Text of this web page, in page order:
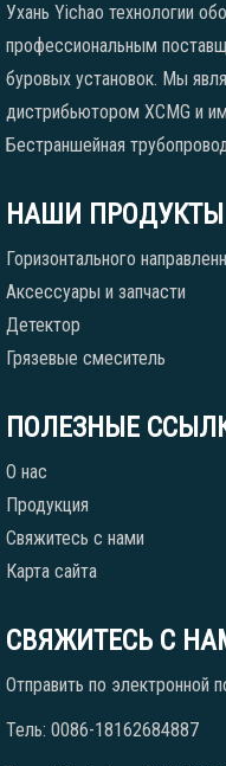
Ухань Yichao технологии
профессиональным
буровых установок. Мы
дистрибьютором XCMG и
Бестраншейная
НАШИ ПРОДУКТЫ
Горизонтального
Аксессуары и запчасти
Детектор
Грязевые смеситель
ПОЛЕЗНЫЕ
О нас
Продукция
Свяжитесь с нами
Карта сайта
СВЯЖИТЕСЬ С
Отправить по электронной
Тель: 0086-18162684887